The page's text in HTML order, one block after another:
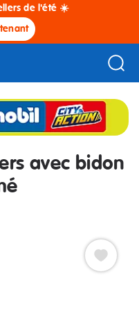
de l'été ☀️
avec bidon